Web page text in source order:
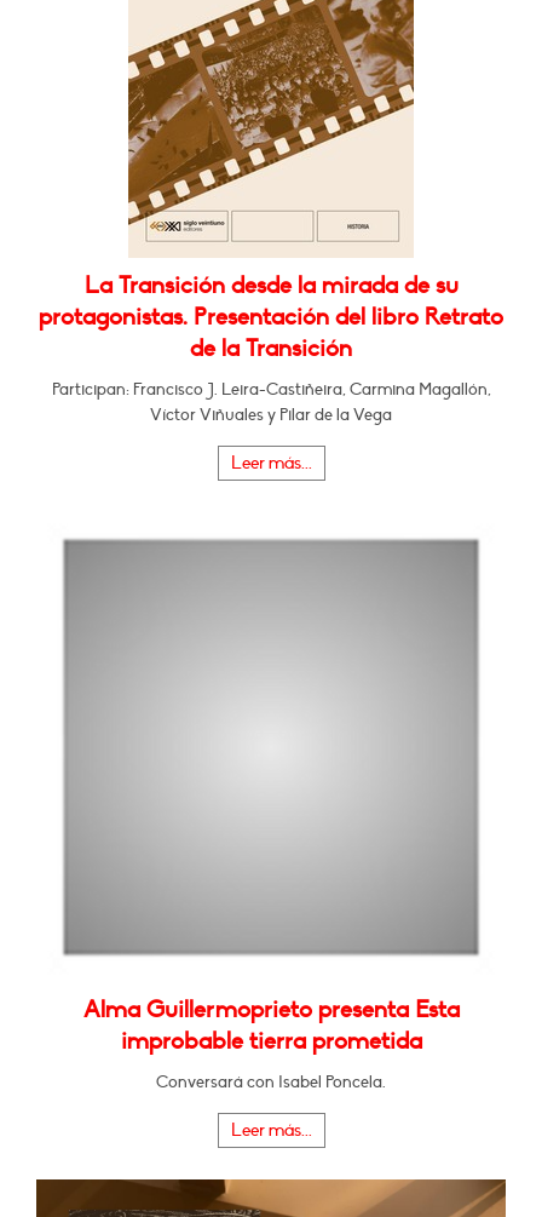
La Transición desde la mirada de su
protagonistas. Presentación del libro Retrato
de la Transición
Participan: Francisco J. Leira-Castiñeira, Carmina Magallón,
Víctor Viñuales y Pilar de la Vega
Leer más...
Alma Guillermoprieto presenta Esta
improbable tierra prometida
Conversará con Isabel Poncela.
Leer más...